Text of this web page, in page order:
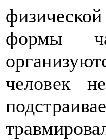
формы
человек